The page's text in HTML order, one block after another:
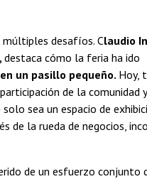
desafíos. Claudio
destaca cómo la feria ha ido
un pasillo pequeño. Hoy,
de la comunidad
sea un espacio de
de la rueda de negocios,
de un esfuerzo conjunto